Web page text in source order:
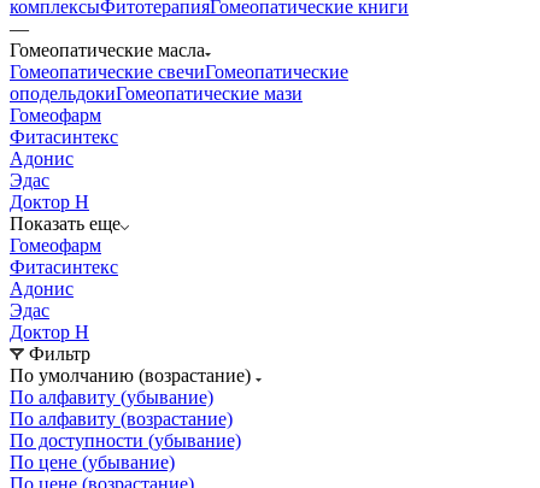
комплексыФитотерапияГомеопатические книги
—
Гомеопатические масла
Гомеопатические свечиГомеопатические
оподельдокиГомеопатические мази
Гомеофарм
Фитасинтекс
Адонис
Эдас
Доктор Н
Показать еще
Гомеофарм
Фитасинтекс
Адонис
Эдас
Доктор Н
Фильтр
По умолчанию (возрастание)
По алфавиту (убывание)
По алфавиту (возрастание)
По доступности (убывание)
По цене (убывание)
По цене (возрастание)